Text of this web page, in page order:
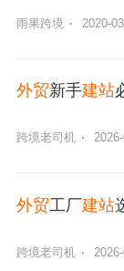
雨果跨境 · 2020-
外贸新手建站
跨境老司机 ·
外贸工厂建站
跨境老司机 ·